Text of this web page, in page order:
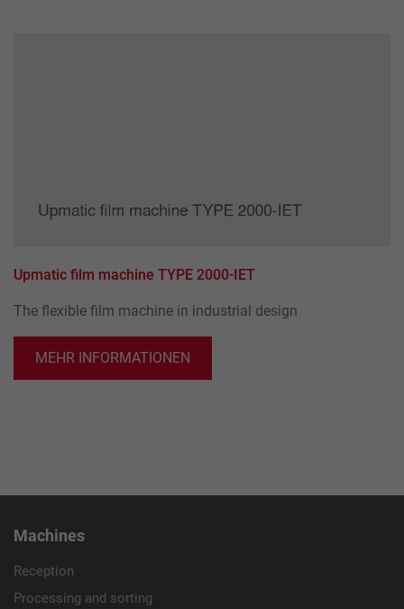
Upmatic film machine TYPE 2000-IET
The flexible film machine in industrial design
MEHR INFORMATIONEN
Machines
Reception
Processing and sorting